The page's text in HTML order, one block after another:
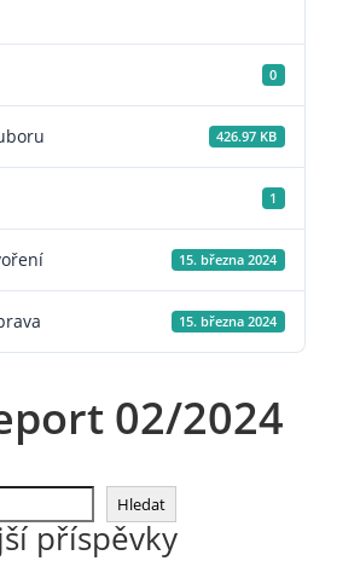
0
426.97 KB
1
15. března 2024
15. března 2024
02/2024
Hledat
příspěvky